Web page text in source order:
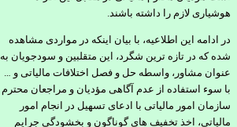
هوشیاری لازم را داشته باشند.
در ادامه این اطلاعیه، با بیان اینکه در مواردی مشاهده
شده که در تازه ترین شگرد، این متقلبین و سودجویان به
عنوان مشاور، واسطه حل و فصل اختلافات مالیاتی و …
با سوء استفاده از عدم آگاهی مؤدیان و مراجعان محترم
سازمان امور مالیاتی با ادعای تسهیل در انجام امور
مالیاتی، اخذ تخفیف های گوناگون و بخشودگی جرایم